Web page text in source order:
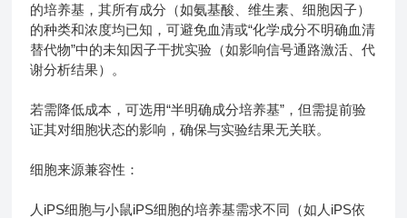
的培养基，其所有成分（如氨基酸、维生素、细胞因子）
的种类和浓度均已知，可避免血清或“化学成分不明确血清
替代物”中的未知因子干扰实验（如影响信号通路激活、代
谢分析结果）。
若需降低成本，可选用“半明确成分培养基”，但需提前验
证其对细胞状态的影响，确保与实验结果无关联。
细胞来源兼容性：
人iPS细胞与小鼠iPS细胞的培养基需求不同（如人iPS依